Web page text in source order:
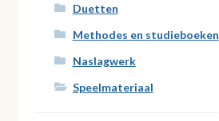
Duetten
Methodes en studieboeken
Naslagwerk
Speelmateriaal